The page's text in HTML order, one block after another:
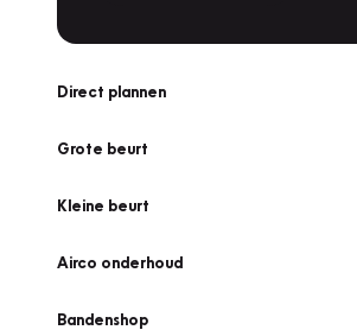
Direct plannen
Grote beurt
Kleine beurt
Airco onderhoud
Bandenshop